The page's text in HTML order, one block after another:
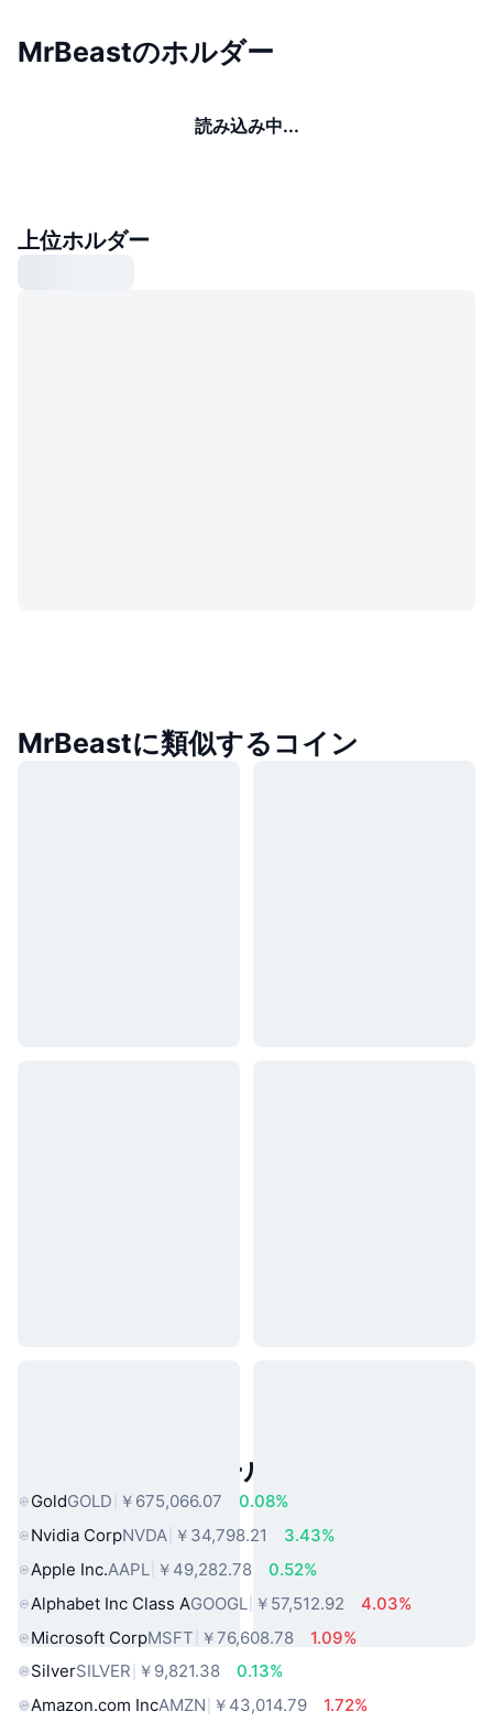
MrBeastのホルダー
読み込み中...
上位ホルダー
MrBeastに類似するコイン
人気のリアルワールドアセット
GoldGOLD ￥675,066.07
0.08%
Nvidia CorpNVDA ￥34,798.21
3.43%
Apple Inc.AAPL ￥49,282.78
0.52%
Alphabet Inc Class AGOOGL ￥57,512.92
4.03%
Microsoft CorpMSFT ￥76,608.78
1.09%
SilverSILVER ￥9,821.38
0.13%
Amazon.com IncAMZN ￥43,014.79 1.72%